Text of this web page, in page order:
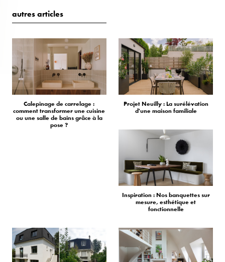
autres articles
Calepinage de carrelage :
comment transformer une cuisine
ou une salle de bains grâce à la
pose ?
Projet Neuilly : La surélévation
d'une maison familiale
Inspiration : Nos banquettes sur
mesure, esthétique et
fonctionnelle